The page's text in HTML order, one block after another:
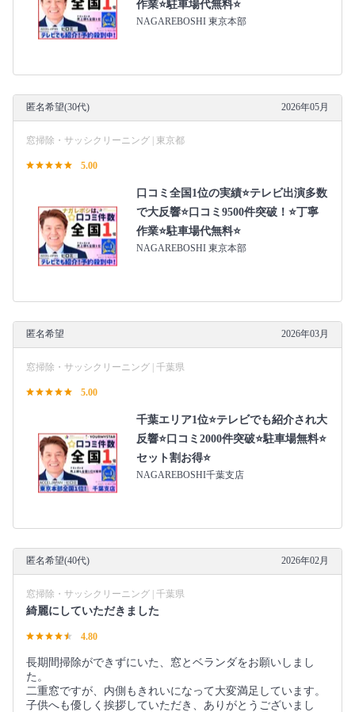
作業⭐駐車場代無料⭐
NAGAREBOSHI 東京本部
匿名希望(30代) 2026年05月
窓掃除・サッシクリーニング | 東京都
5.00
口コミ全国1位の実績⭐テレビ出演多数
で大反響⭐口コミ9500件突破！⭐丁寧
作業⭐駐車場代無料⭐
NAGAREBOSHI 東京本部
匿名希望 2026年03月
窓掃除・サッシクリーニング | 千葉県
5.00
千葉エリア1位⭐テレビでも紹介され大
反響⭐️口コミ2000件突破⭐️駐車場無料⭐
セット割お得⭐
NAGAREBOSHI千葉支店
匿名希望(40代) 2026年02月
窓掃除・サッシクリーニング | 千葉県
綺麗にしていただきました
4.80
長期間掃除ができずにいた、窓とベランダをお願いしまし
た。
二重窓ですが、内側もきれいになって大変満足しています。
子供へも優しく挨拶していただき、ありがとうございまし